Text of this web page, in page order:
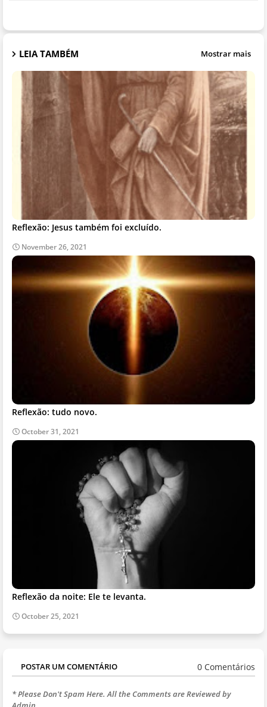
LEIA TAMBÉM Mostrar mais
Reflexão: Jesus também foi excluído.
November 26, 2021
Reflexão: tudo novo.
October 31, 2021
Reflexão da noite: Ele te levanta.
October 25, 2021
POSTAR UM COMENTÁRIO 0 Comentários
* Please Don't Spam Here. All the Comments are Reviewed by